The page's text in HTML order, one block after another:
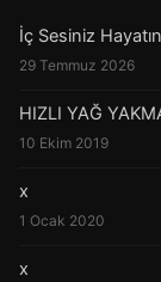
İç Sesiniz
29 Temmuz 2026
HIZLI YAĞ
10 Ekim 2019
x
1 Ocak 2020
x